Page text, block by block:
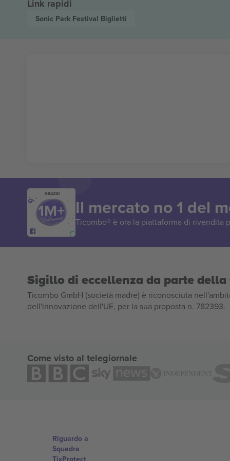
Link rapidi
Sonic Park Festival Biglietti
GRAZIE!
Il mercato no 1 del
Ticombo® è ora la piattaforma di rivendita
Sigillo di eccellenza da parte
Ticombo GmbH (società madre) è riconosciuta
dell'innovazione dell'UE, per la sua proposta n. 782393.
Come visto al telegiornale
Riguardo a
Squadra
TixProtect